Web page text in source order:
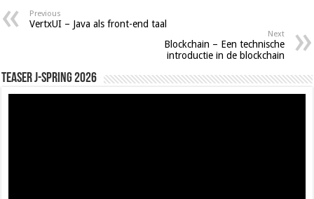
Previous
VertxUI – Java als front-end taal
Next
Blockchain – Een technische
introductie in de blockchain
Teaser J-Spring 2026